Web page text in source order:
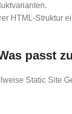
HTML-Struktur
passt
Static Site